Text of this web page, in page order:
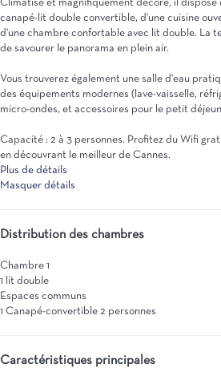
Climatisé et magnifiquement décoré, il dispose
canapé-lit double convertible, d'une cuisine
d'une chambre confortable avec lit double. La
de savourer le panorama en plein air.
Vous trouverez également une salle d'eau
des équipements modernes (lave-vaisselle,
micro-ondes, et accessoires pour le petit
Capacité : 2 à 3 personnes. Profitez du Wifi
en découvrant le meilleur de Cannes.
Plus de détails
Masquer détails
Distribution des chambres
Chambre 1
1 lit double
Espaces communs
1 Canapé-convertible 2 personnes
Caractéristiques principales